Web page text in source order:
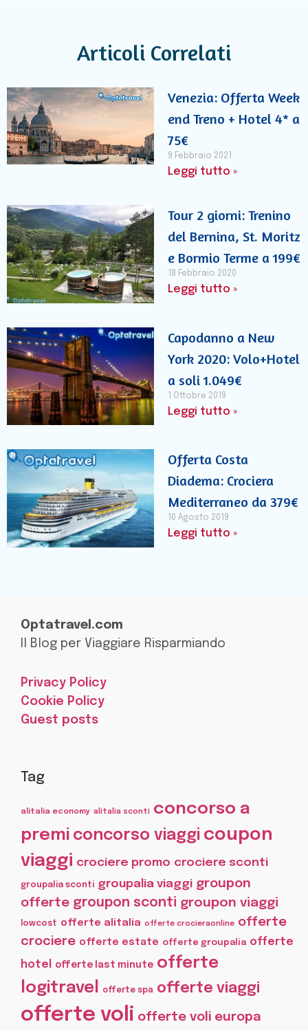
Articoli Correlati
Venezia: Offerta Week
end Treno + Hotel 4* a
75€
9 Febbraio 2021
Leggi tutto »
Tour 2 giorni: Trenino
del Bernina, St. Moritz
e Bormio Terme a 199€
18 Febbraio 2020
Leggi tutto »
Capodanno a New
York 2020: Volo+Hotel
a soli 1.049€
1 Ottobre 2019
Leggi tutto »
Offerta Costa
Diadema: Crociera
Mediterraneo da 379€
10 Agosto 2019
Leggi tutto »
Optatravel.com
Il Blog per Viaggiare Risparmiando
Privacy Policy
Cookie Policy
Guest posts
Tag
alitalia economy alitalia sconti concorso a
premi concorso viaggi coupon
viaggi crociere promo crociere sconti
groupalia sconti groupalia viaggi groupon
offerte groupon sconti groupon viaggi
lowcost offerte alitalia offerte crocieraonline offerte
crociere offerte estate offerte groupalia offerte
hotel
offerte last minute offerte
logitravel offerte spa offerte viaggi
offerte voli offerte voli europa